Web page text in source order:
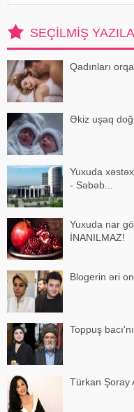
Zeynalova da Canseverin
SEÇILMIŞ
Qadınları
Əkiz uşaq
Yuxuda
- Səbəb...
Yuxuda nar
İNANILMAZ!
Blogerin əri
Toppuş
Türkan Şoray